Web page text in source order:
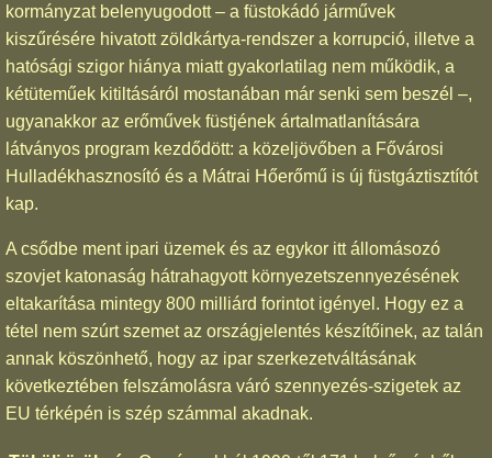
kormányzat belenyugodott – a füstokádó járművek
kiszűrésére hivatott zöldkártya-rendszer a korrupció, illetve a
hatósági szigor hiánya miatt gyakorlatilag nem működik, a
kétüteműek kitiltásáról mostanában már senki sem beszél –,
ugyanakkor az erőművek füstjének ártalmatlanítására
látványos program kezdődött: a közeljövőben a Fővárosi
Hulladékhasznosító és a Mátrai Hőerőmű is új füstgáztisztítót
kap.
A csődbe ment ipari üzemek és az egykor itt állomásozó
szovjet katonaság hátrahagyott környezetszennyezésének
eltakarítása mintegy 800 milliárd forintot igényel. Hogy ez a
tétel nem szúrt szemet az országjelentés készítőinek, az talán
annak köszönhető, hogy az ipar szerkezetváltásának
következtében felszámolásra váró szennyezés-szigetek az
EU térképén is szép számmal akadnak.